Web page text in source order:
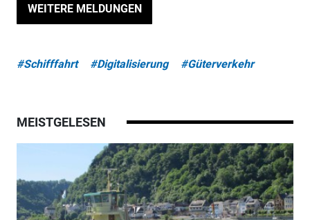
WEITERE MELDUNGEN
#Schifffahrt #Digitalisierung #Güterverkehr
MEISTGELESEN